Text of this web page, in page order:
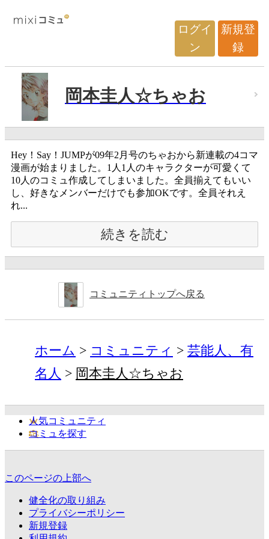
ログイ
ン
新規登
録
岡本圭人☆ちゃお
Hey！Say！JUMPが09年2月号のちゃおから新連載の4コマ
漫画が始まりました。1人1人のキャラクターが可愛くて
10人のコミュ作成してしまいました。全員揃えてもいい
し、好きなメンバーだけでも参加OKです。全員それえ
れ...
続きを読む
コミュニティトップへ戻る
ホーム コミュニティ
芸能人、有
名人
岡本圭人☆ちゃお
人気コミュニティ
コミュを探す
このページの上部へ
健全化の取り組み
プライバシーポリシー
新規登録